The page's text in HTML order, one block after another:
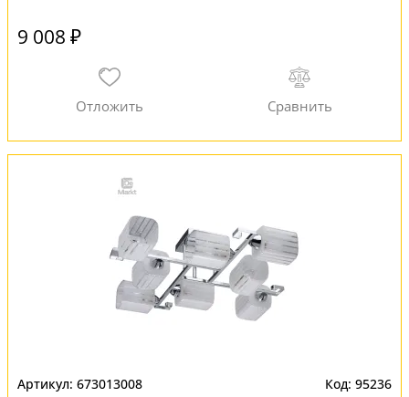
9 008 ₽
673013008 95236